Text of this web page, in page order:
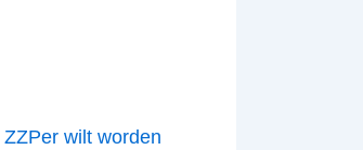
ZZPer wilt worden